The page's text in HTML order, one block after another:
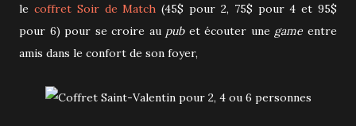
le coffret Soir de Match (45$ pour 2, 75$ pour 4 et 95$
pour 6) pour se croire au pubet écouter une game entre
amis dans le confort de son foyer,